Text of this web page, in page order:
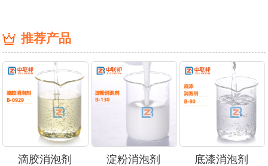
推荐产品
滴胶消泡剂 淀粉消泡剂 底漆消泡剂